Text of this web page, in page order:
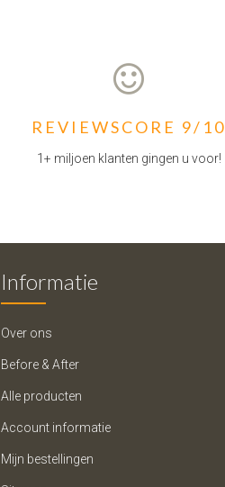
REVIEWSCORE 9/10
1+ miljoen klanten gingen u voor!
Informatie
Over ons
Before & After
Alle producten
Account informatie
Mijn bestellingen